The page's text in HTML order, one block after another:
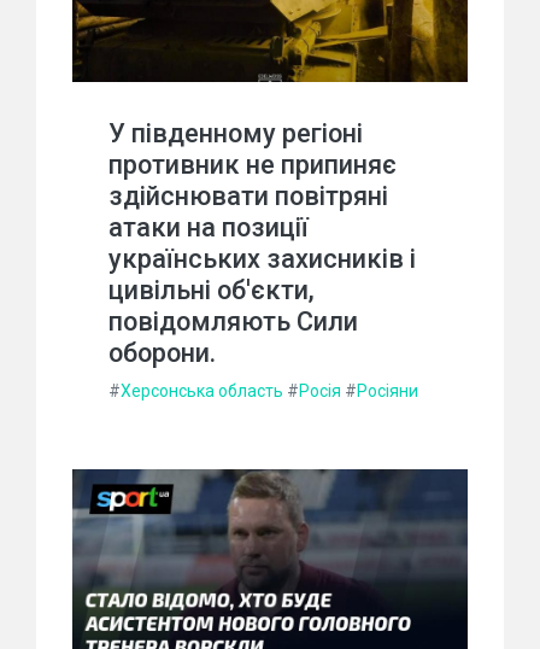
У південному регіоні
противник не припиняє
здійснювати повітряні
атаки на позиції
українських захисників і
цивільні об'єкти,
повідомляють Сили
оборони.
#Херсонська область #Росія #Росіяни